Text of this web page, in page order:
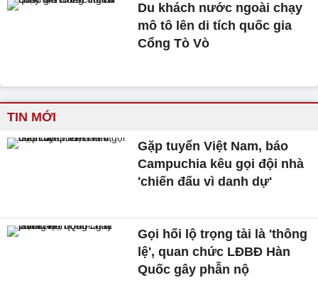
Du khách nước ngoài chạy
mô tô lên di tích quốc gia
Cổng Tò Vò
TIN MỚI
Gặp tuyển Việt Nam, báo
Campuchia kêu gọi đội nhà
'chiến đấu vì danh dự'
Gọi hối lộ trọng tài là 'thông
lệ', quan chức LĐBĐ Hàn
Quốc gây phẫn nộ